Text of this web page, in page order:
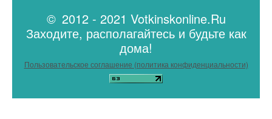
© 2012 - 2021 Votkinskonline.Ru
Заходите, располагайтесь и будьте как
дома!
Пользовательское соглашение (политика конфиденциальности)